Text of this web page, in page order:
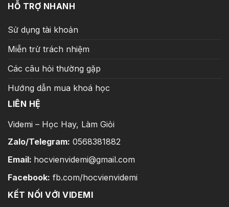
HỖ TRỢ NHANH
Sử dụng tài khoản
Miễn trừ trách nhiệm
Các câu hỏi thường gặp
Hướng dẫn mua khoá học
LIÊN HỆ
Videmi – Học Hay, Làm Giỏi
Zalo/Telegram: 0568381882
Email: hocvienvidemi@gmail.com
Facebook: fb.com/hocvienvidemi
KẾT NỐI VỚI VIDEMI